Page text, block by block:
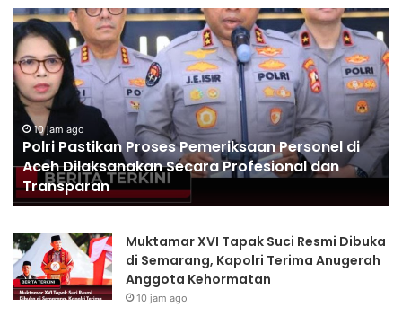
Polri
Pastikan
Proses
Pemeriksaan
Personel
Aceh
Dilaksanakan
Secara
Profesional
dan
10 jam ago
Polri Pastikan Proses Pemeriksaan Personel di
Aceh Dilaksanakan Secara Profesional dan
Transparan
Muktamar XVI Tapak Suci Resmi Dibuka
di Semarang, Kapolri Terima Anugerah
Anggota Kehormatan
10 jam ago